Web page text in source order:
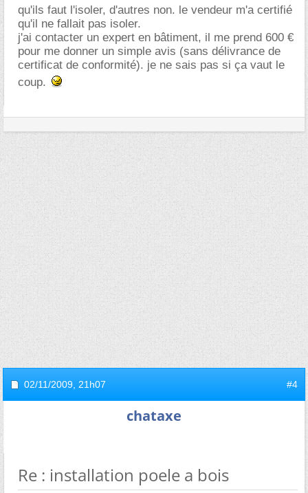
qu'ils faut l'isoler, d'autres non. le vendeur m'a certifié
qu'il ne fallait pas isoler.
j'ai contacter un expert en bâtiment, il me prend 600
pour me donner un simple avis (sans délivrance de
certificat de conformité). je ne sais pas si ça vaut le
coup.
02/11/2009, 21h07 #4
chataxe
Re : installation poele a bois